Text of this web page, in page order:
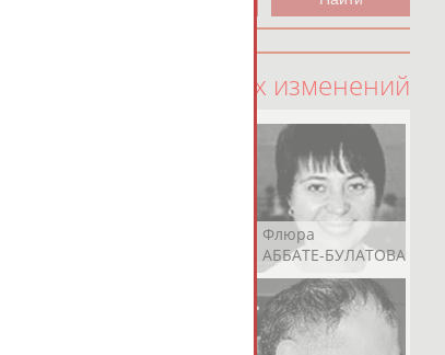
100 последних изменений
Флюра
АББАТЕ-БУЛАТОВА